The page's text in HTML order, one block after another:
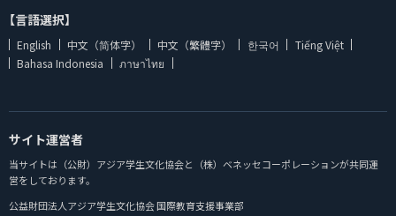
【言語選択】
English 中文（简体字） 中文（繁體字） 한국어
Tiếng Việt
Bahasa Indonesia
ภาษาไทย
サイト運営者
当サイトは（公財）アジア学生文化協会と（株）ベネッセコーポレーションが共同運
営をしております。
公益財団法人アジア学生文化協会 国際教育支援事業部